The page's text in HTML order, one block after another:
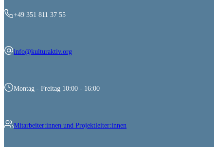
+49 351 811 37 55
info@kulturaktiv.org
Montag - Freitag 10:00 - 16:00
Mitarbeiter:innen und Projektleiter:innen